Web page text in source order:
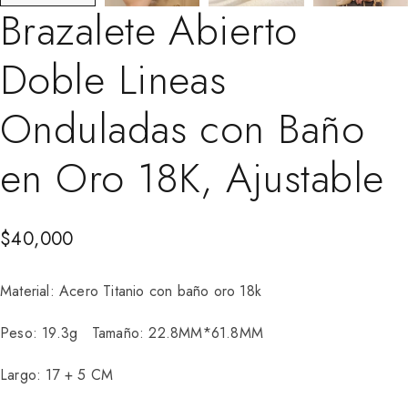
Brazalete Abierto
Doble Lineas
Onduladas con Baño
en Oro 18K, Ajustable
$40,000
Material: Acero Titanio con baño oro 18k
Peso: 19.3g Tamaño: 22.8MM*61.8MM
Largo: 17 + 5 CM